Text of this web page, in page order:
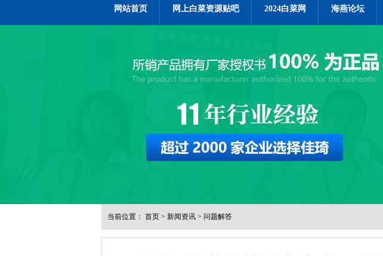
网站首页 网上白菜资源贴吧 2024白菜网 海燕论坛
当前位置： 首页 > 新闻资讯 > 问题解答